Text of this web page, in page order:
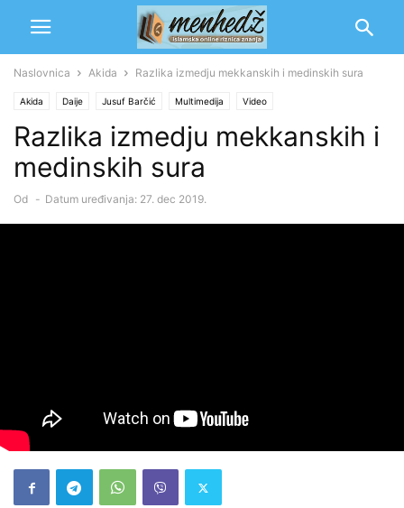
Naslovnica Akida Razlika izmedju mekkanskih i medinskih sura
Akida Daije Jusuf Barčić Multimedija Video
Razlika izmedju mekkanskih i
medinskih sura
Od - Datum uređivanja: 27. dec 2019.